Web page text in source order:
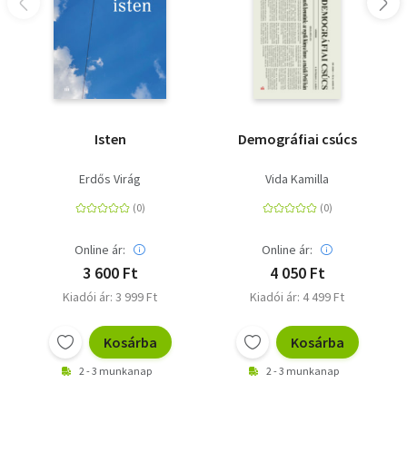
Isten
Erdős Virág
Online ár:
3 600 Ft
Kiadói ár: 3 999 Ft
Kosárba
2 - 3 munkanap
Demográfiai csúcs
Vida Kamilla
Online ár:
4 050 Ft
Kiadói ár: 4 499 Ft
Kosárba
2 - 3 munkanap